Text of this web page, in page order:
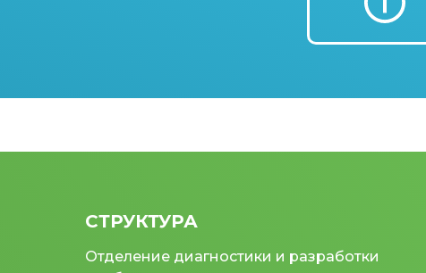
СТРУКТУРА
Отделение диагностики и разработки